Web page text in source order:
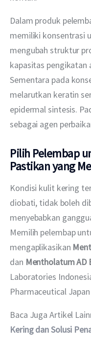
Dalam produk
memiliki konsentrasi
mengubah struktur
kapasitas
Sementara pada
melarutkan keratin
epidermal sintesis.
sebagai agen
Pilih Pelembap
Pastikan yang
Kondisi kulit kering
diobati, tidak boleh
menyebabkan
Memilih pelembap
mengaplikasikan
dan Mentholatum
Laboratories
Pharmaceutical Japan
Baca Juga Artikel
Kering dan Solusi